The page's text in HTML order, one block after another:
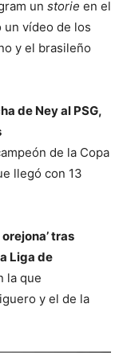
un storie en el
vídeo de los
y el brasileño
de Ney al PSG,
de la Copa
llegó con 13
tras
Liga de
la que
y el de la